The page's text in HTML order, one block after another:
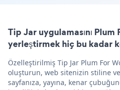
Tip Jar uygulamasını
yerleştirmek hiç bu kadar
Özelleştirilmiş Tip Jar Plum For
oluşturun, web sitenizin stiline
sayfanıza, yayına, kenar